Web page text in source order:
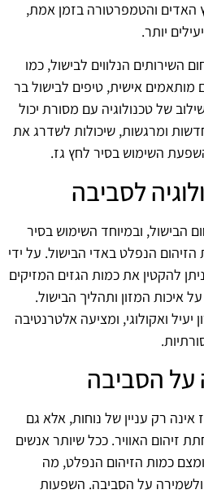
האדים והטמפרטורה בזמן אמת,
יותר.
השירותים הנלווים לבישול, כמו
מותאמים אישית, טיפים לבישול בר
של טכנולוגיה עם מסורת יכול
חדשות ומרגשות, שיכולות לשדרג את
השימוש בסיר לחץ גז.
לסביבה
הבישול, ובמיוחד השימוש בסיר
הנפלט באדי הבישול. על ידי
להקטין את כמות הגזים המזיקים
איכות המזון ותהליך הבישול.
ואקולוגי, ומציעה אלטרנטיבה
הסביבה
רק עניין של נוחות, אלא גם
זיהום האוויר. ככל שיותר אנשים
כמות הזיהום הנפלט, מה
ולשמירה על הסביבה. השפעות